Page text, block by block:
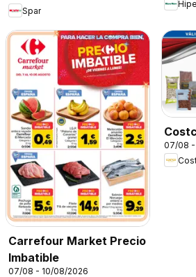
Spar
Carrefour Market Precio
Imbatible
07/08 - 10/08/2026
07/08